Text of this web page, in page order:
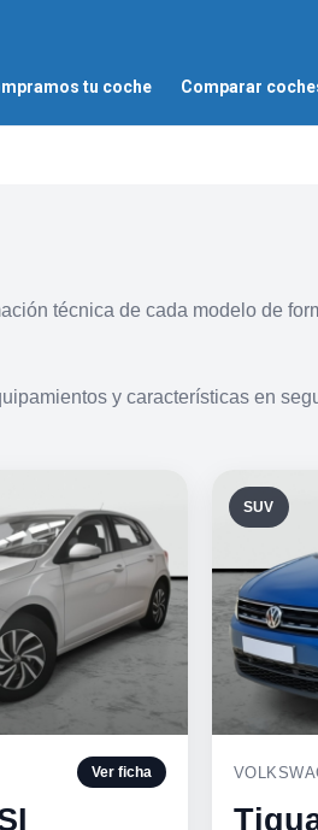
tu coche Comparar
técnica de cada modelo de
y características en
Ver ficha
SUV